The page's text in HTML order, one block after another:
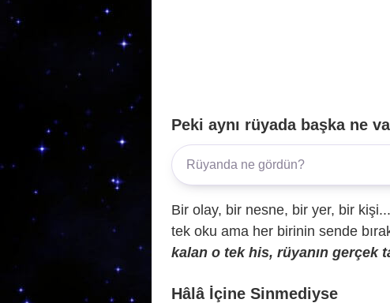
Peki aynı rüyada başka ne
Bir olay, bir nesne, bir yer, bir
tek oku ama her birinin sende
kalan o tek his, rüyanın gerçek
Hâlâ İçine Sinmediyse